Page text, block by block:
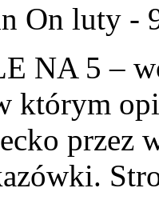
On luty -
NA 5 –
którym
przez